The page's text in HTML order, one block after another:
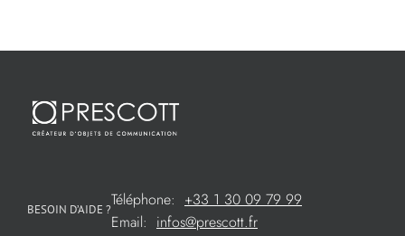
BESOIN D’AIDE ?Téléphone: +33 1 30 09 79 99
Email: infos@prescott.fr